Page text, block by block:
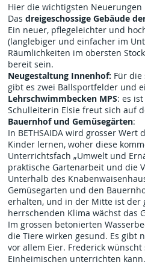
Hier die wichtigsten Neuerungen
Das dreigeschossige Gebäude
Ein neuer, pflegeleichter und
(langlebiger und einfacher im
Räumlichkeiten im obersten
bereit sein.
Neugestaltung Innenhof: Für
gibt es zwei Ballsportfelder und
Lehrschwimmbecken MPS: es
Schulleiterin Elsie freut sich auf
Bauernhof und Gemüsegärten:
In BETHSAIDA wird grosser
Kinder lernen, woher diese
Unterrichtsfach „Umwelt und
praktische Gartenarbeit und die
Unterhalb des
Gemüsegarten und den
erhalten, und in der Mitte ist der
herrschenden Klima wächst das
Im grossen betonierten
die Tiere wirken gesund. Es gibt
vor allem Eier. Frederick
Einheimischen unterrichten kann.